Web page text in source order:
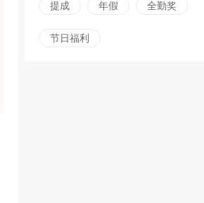
提成 年假 全勤奖
节日福利